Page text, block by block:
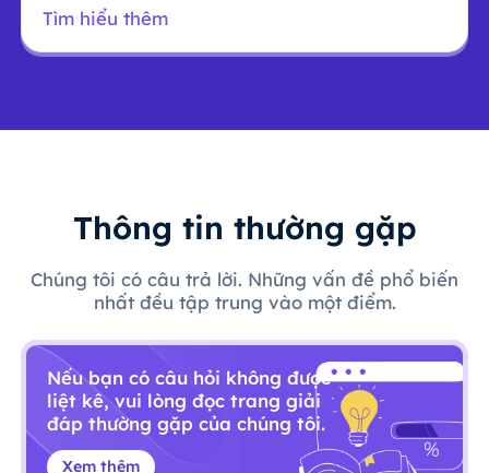
Tìm hiểu thêm
Thông tin thường gặp
Chúng tôi có câu trả lời. Những vấn đề phổ biến
nhất đều tập trung vào một điểm.
Nếu bạn có câu hỏi không được
liệt kê, vui lòng đọc trang giải
đáp thường gặp của chúng tôi.
Xem thêm